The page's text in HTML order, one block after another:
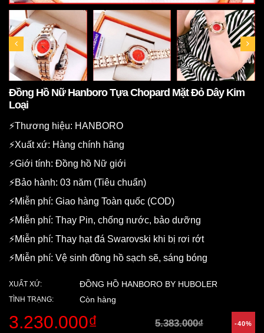
Đồng Hồ Nữ Hanboro Tựa Chopard Mặt Đỏ Dây Kim
Loại
⚡️Thương hiệu: HANBORO
⚡️Xuất xứ: Hàng chính hãng
⚡️Giới tính: Đồng hồ Nữ giới
⚡️Bảo hành: 03 năm (Tiêu chuẩn)
⚡️Miễn phí: Giao hàng Toàn quốc (COD)
⚡️Miễn phí: Thay Pin, chống nước, bảo dưỡng
⚡️Miễn phí: Thay hạt đá Swarovski khi bị rơi rớt
⚡️Miễn phí: Vệ sinh đồng hồ sạch sẽ, sáng bóng
XUẤT XỨ: ĐỒNG HỒ HANBORO BY HUBOLER
TÌNH TRẠNG: Còn hàng
3.230.000₫ 5.383.000₫ -40%